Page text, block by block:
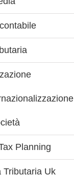
Planning
Tributaria Uk